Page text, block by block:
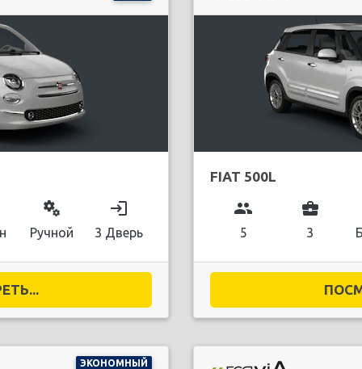
miscellaneous_services
Ручной
login
3 Дверь
FIAT 500L
group
5
business_center
3
ЭКОНОМНЫЙ